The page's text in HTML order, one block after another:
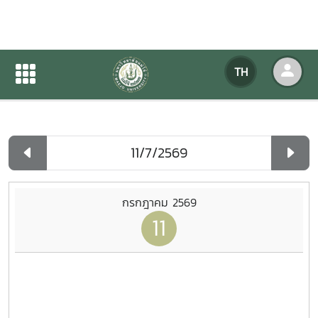
TH
ปฏิทินกิจกรรมของหน่วยงาน
ปฏิทินกิจกรรมของหน่วยงาน
กรกฎาคม 2569
11